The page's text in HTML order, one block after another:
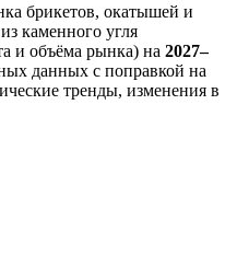
брикетов, окатышей и
каменного угля
и объёма рынка) на 2027–
данных с поправкой на
тренды, изменения в